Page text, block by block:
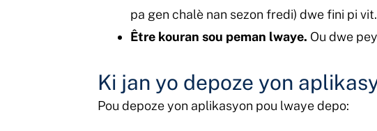
pa gen chalè nan sezon fredi) dwe fini pi vit.
Être kouran sou peman lwaye. Ou dwe
Ki jan yo depoze yon
Pou depoze yon aplikasyon pou lwaye depo: